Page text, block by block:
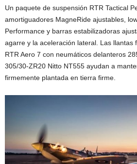
Un paquete de suspensión RTR Tactical
amortiguadores MagneRide ajustables,
Performance y barras estabilizadoras
agarre y la aceleración lateral. Las llantas
RTR Aero 7 con neumáticos delanteros
305/30-ZR20 Nitto NT555 ayudan a
firmemente plantada en tierra firme.